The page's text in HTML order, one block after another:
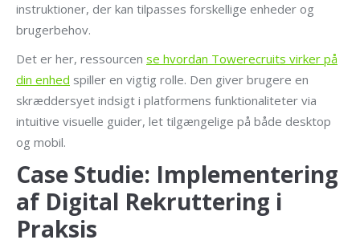
instruktioner, der kan tilpasses forskellige enheder og
brugerbehov.
Det er her, ressourcen se hvordan Towerecruits virker på
din enhed spiller en vigtig rolle. Den giver brugere en
skræddersyet indsigt i platformens funktionaliteter via
intuitive visuelle guider, let tilgængelige på både desktop
og mobil.
Case Studie: Implementering
af Digital Rekruttering i
Praksis